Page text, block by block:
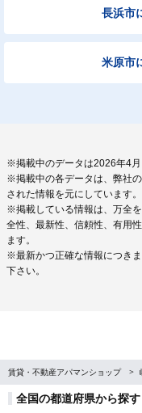
長浜市
米原市
※掲載中のデータは2026年4月
※掲載中の各データは、弊社
された情報を元にしています。
※掲載している情報は、万全
全性、最新性、信頼性、有用
ます。
※最新かつ正確な情報につき
下さい。
賃貸・不動産アパマンショップ
全国の都道府県から探す